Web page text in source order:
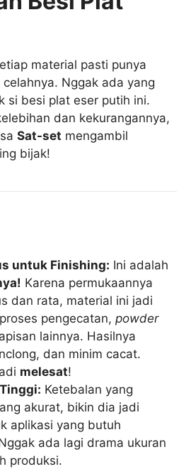
material pasti punya
Nggak ada yang
si besi plat eser putih ini.
dan kekurangannya,
Sat-set mengambil
bijak!
untuk Finishing: Ini adalah
Karena permukaannya
dan rata, material ini jadi
pengecatan,powder
lainnya. Hasilnya
dan minim cacat.
melesat!
Ketebalan yang
akurat, bikin dia jadi
aplikasi yang butuh
ada lagi drama ukuran
produksi.